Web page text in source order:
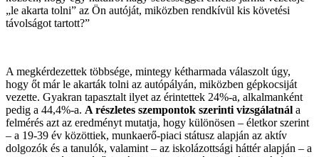
„le akarta tolni” az Ön autóját, miközben rendkívül kis követési
távolságot tartott?”
A megkérdezettek többsége, mintegy kétharmada válaszolt úgy,
hogy őt már le akarták tolni az autópályán, miközben gépkocsiját
vezette. Gyakran tapasztalt ilyet az érintettek 24%-a, alkalmanként
pedig a 44,4%-a. A részletes szempontok szerinti vizsgálatnál a
felmérés azt az eredményt mutatja, hogy különösen – életkor szerint
– a 19-39 év közöttiek, munkaerő-piaci státusz alapján az aktív
dolgozók és a tanulók, valamint – az iskolázottsági háttér alapján – a